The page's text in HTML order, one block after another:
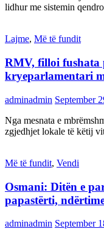
lidhur me sistemin
Lajme, Më të fundit
RMV, filloi fushata
kryeparlamentari
adminadmin September
Nga mesnata e
zgjedhjet lokale të këtij
Më të fundit, Vendi
Osmani: Ditën e
papastërti,
adminadmin September